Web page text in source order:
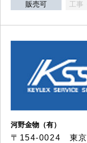
販売可 工事
河野金物（有）
〒154-0024 東京